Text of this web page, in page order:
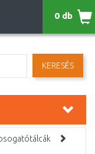
KERESÉS
0 db